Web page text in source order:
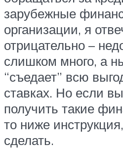
зарубежные
организации, я
отрицательно –
слишком много, а
“съедает” всю
ставках. Но если
получить такие
то ниже
сделать.